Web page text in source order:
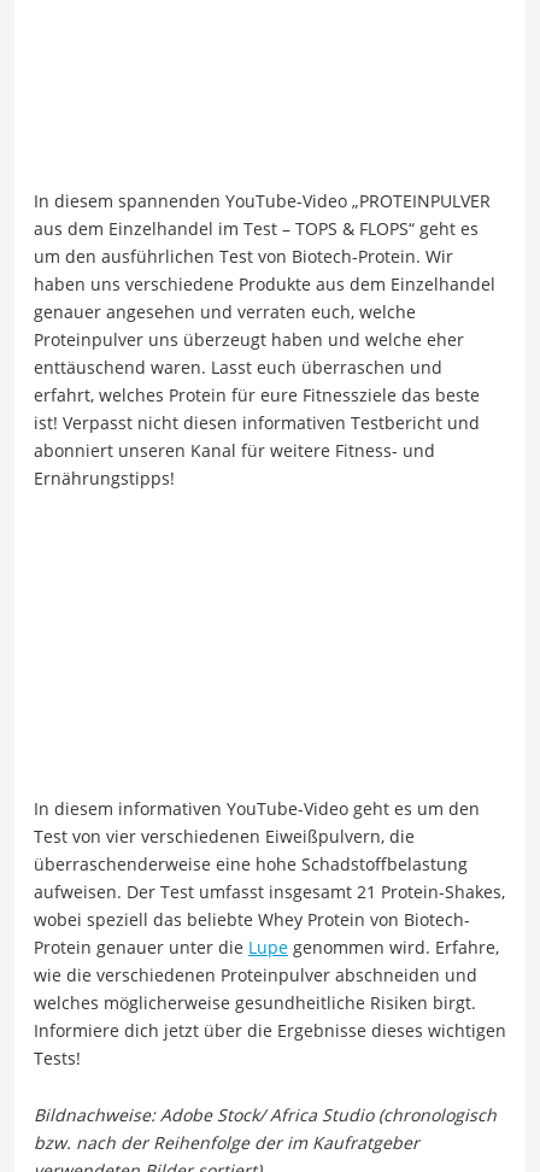
In diesem spannenden YouTube-Video „PROTEINPULVER
aus dem Einzelhandel im Test – TOPS & FLOPS“ geht es
um den ausführlichen Test von Biotech-Protein. Wir
haben uns verschiedene Produkte aus dem Einzelhandel
genauer angesehen und verraten euch, welche
Proteinpulver uns überzeugt haben und welche eher
enttäuschend waren. Lasst euch überraschen und
erfahrt, welches Protein für eure Fitnessziele das beste
ist! Verpasst nicht diesen informativen Testbericht und
abonniert unseren Kanal für weitere Fitness- und
Ernährungstipps!
In diesem informativen YouTube-Video geht es um den
Test von vier verschiedenen Eiweißpulvern, die
überraschenderweise eine hohe Schadstoffbelastung
aufweisen. Der Test umfasst insgesamt 21 Protein-Shakes,
wobei speziell das beliebte Whey Protein von Biotech-
Protein genauer unter die Lupe genommen wird. Erfahre,
wie die verschiedenen Proteinpulver abschneiden und
welches möglicherweise gesundheitliche Risiken birgt.
Informiere dich jetzt über die Ergebnisse dieses wichtigen
Tests!